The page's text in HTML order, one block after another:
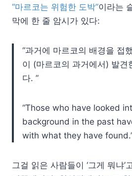
“마르코는 위험한 도박”이라는
막에 한 줄 암시가 있다:
“과거에 마르코의 배경을 접
이 (마르코의 과거에서) 발견
다. ”
“Those who have looked
background in the past
with what they have
그걸 읽은 사람들이 ‘그게 뭐냐’